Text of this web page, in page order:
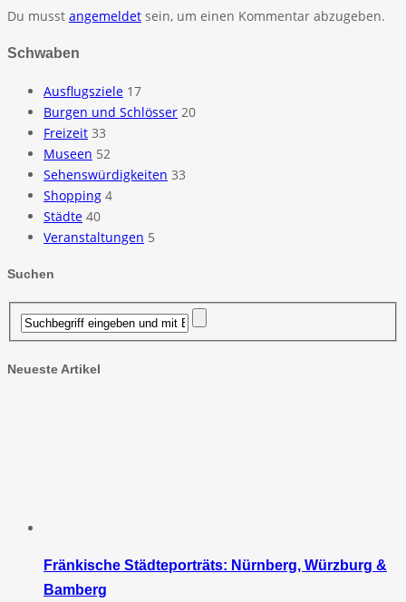
Du musst angemeldet sein, um einen Kommentar abzugeben.
Schwaben
Ausflugsziele 17
Burgen und Schlösser 20
Freizeit 33
Museen 52
Sehenswürdigkeiten 33
Shopping 4
Städte 40
Veranstaltungen 5
Suchen
Neueste Artikel
Fränkische Städteporträts: Nürnberg, Würzburg &
Bamberg